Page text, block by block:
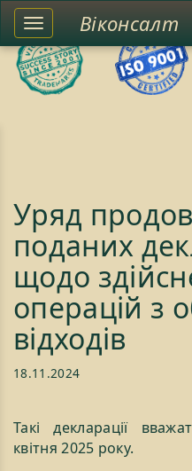
Toggle
left
sidebar
Віконсалт
Уряд
поданих
щодо
операцій з
відходів
18.11.2024
Такі декларації
квітня 2025 року.